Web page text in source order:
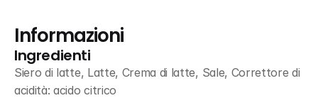
Informazioni
Ingredienti
Siero di latte, Latte, Crema di latte, Sale, Correttore di
acidità: acido citrico